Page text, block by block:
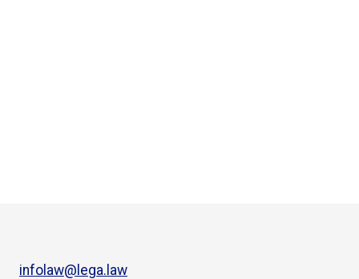
infolaw@lega.law